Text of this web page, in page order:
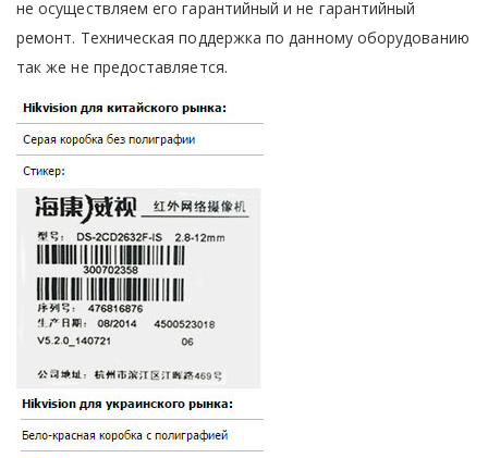
не осуществляем его гарантийный и не гарантийный
ремонт. Техническая поддержка по данному оборудованию
так же не предоставляется.